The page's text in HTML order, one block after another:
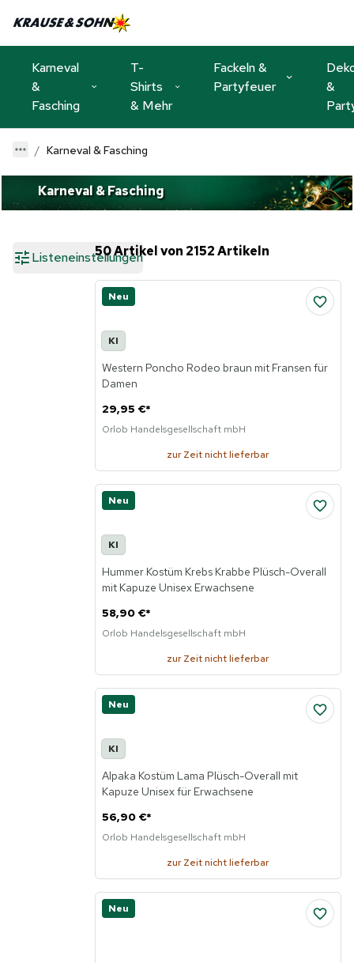
Karneval
&
Fasching
T-
Shirts
& Mehr
Fackeln &
Partyfeuer
&
Karneval & Fasching
Karneval & Fasching
Listeneinstellungen50 Artikel von 2152 Artikeln
Neu
KI
Western Poncho Rodeo braun mit Fransen für
Damen
29,95 €*
Orlob Handelsgesellschaft mbH
zur Zeit nicht lieferbar
Neu
KI
Hummer Kostüm Krebs Krabbe Plüsch-Overall
mit Kapuze Unisex Erwachsene
58,90 €*
Orlob Handelsgesellschaft mbH
zur Zeit nicht lieferbar
Neu
KI
Alpaka Kostüm Lama Plüsch-Overall mit
Kapuze Unisex für Erwachsene
56,90 €*
Orlob Handelsgesellschaft mbH
zur Zeit nicht lieferbar
Neu